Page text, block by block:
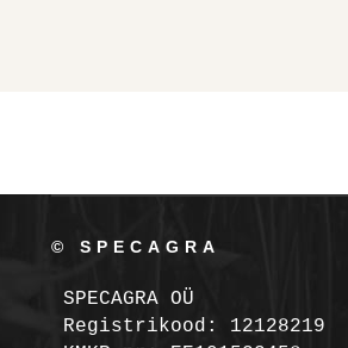
© SPECAGRA
SPECAGRA OÜ
Registrikood: 12128219